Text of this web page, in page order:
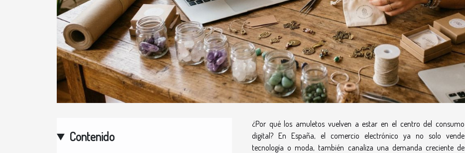
Contenido
¿Por qué los amuletos vuelven a estar en el centro del consumo
digital? En España, el comercio electrónico ya no solo vende
tecnología o moda, también canaliza una demanda creciente de